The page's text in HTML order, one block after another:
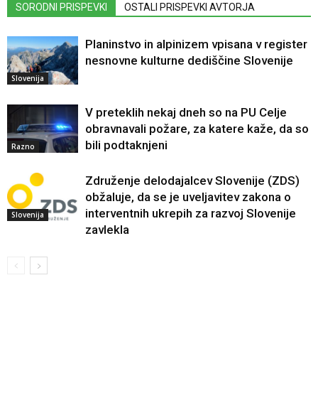
SORODNI PRISPEVKI OSTALI PRISPEVKI AVTORJA
Slovenija
Planinstvo in alpinizem vpisana v register
nesnovne kulturne dediščine Slovenije
Razno
V preteklih nekaj dneh so na PU Celje
obravnavali požare, za katere kaže, da so
bili podtaknjeni
Slovenija
Združenje delodajalcev Slovenije (ZDS)
obžaluje, da se je uveljavitev zakona o
interventnih ukrepih za razvoj Slovenije
zavlekla